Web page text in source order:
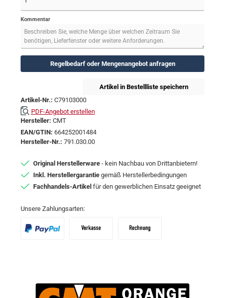
Kommentar
Regelbedarf oder Mengenangebot anfragen
Artikel in Bestellliste speichern
Artikel-Nr.: C79103000
PDF-Angebot erstellen
Hersteller: CMT
EAN/GTIN: 664252001484
Hersteller-Nr.: 791.030.00
Original Herstellerware - kein Nachbau von Drittanbietern!
Inkl. Herstellergarantie gemäß Herstellerbedingungen
Fachhandels-Artikel für den gewerblichen Einsatz geeignet
Unsere Zahlungsarten: